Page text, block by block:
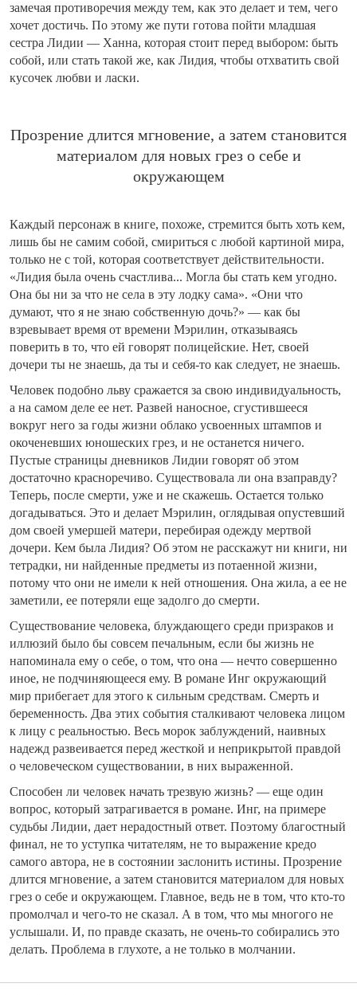
замечая противоречия между тем, как это делает и тем, чего
хочет достичь. По этому же пути готова пойти младшая
сестра Лидии — Ханна, которая стоит перед выбором: быть
собой, или стать такой же, как Лидия, чтобы отхватить свой
кусочек любви и ласки.
Прозрение длится мгновение, а затем становится
материалом для новых грез о себе и
окружающем
Каждый персонаж в книге, похоже, стремится быть хоть кем,
лишь бы не самим собой, смириться с любой картиной мира,
только не с той, которая соответствует действительности.
«Лидия была очень счастлива... Могла бы стать кем угодно.
Она бы ни за что не села в эту лодку сама». «Они что
думают, что я не знаю собственную дочь?» — как бы
взревывает время от времени Мэрилин, отказываясь
поверить в то, что ей говорят полицейские. Нет, своей
дочери ты не знаешь, да ты и себя-то как следует, не знаешь.
Человек подобно льву сражается за свою индивидуальность,
а на самом деле ее нет. Развей наносное, сгустившееся
вокруг него за годы жизни облако усвоенных штампов и
окоченевших юношеских грез, и не останется ничего.
Пустые страницы дневников Лидии говорят об этом
достаточно красноречиво. Существовала ли она взаправду?
Теперь, после смерти, уже и не скажешь. Остается только
догадываться. Это и делает Мэрилин, оглядывая опустевший
дом своей умершей матери, перебирая одежду мертвой
дочери. Кем была Лидия? Об этом не расскажут ни книги, ни
тетрадки, ни найденные предметы из потаенной жизни,
потому что они не имели к ней отношения. Она жила, а ее не
заметили, ее потеряли еще задолго до смерти.
Существование человека, блуждающего среди призраков и
иллюзий было бы совсем печальным, если бы жизнь не
напоминала ему о себе, о том, что она — нечто совершенно
иное, не подчиняющееся ему. В романе Инг окружающий
мир прибегает для этого к сильным средствам. Смерть и
беременность. Два этих события сталкивают человека лицом
к лицу с реальностью. Весь морок заблуждений, наивных
надежд развеивается перед жесткой и неприкрытой правдой
о человеческом существовании, в них выраженной.
Способен ли человек начать трезвую жизнь? — еще один
вопрос, который затрагивается в романе. Инг, на примере
судьбы Лидии, дает нерадостный ответ. Поэтому благостный
финал, не то уступка читателям, не то выражение кредо
самого автора, не в состоянии заслонить истины. Прозрение
длится мгновение, а затем становится материалом для новых
грез о себе и окружающем. Главное, ведь не в том, что кто-то
промолчал и чего-то не сказал. А в том, что мы многого не
услышали. И, по правде сказать, не очень-то собирались это
делать. Проблема в глухоте, а не только в молчании.